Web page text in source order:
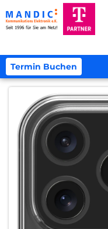
Termin Buchen